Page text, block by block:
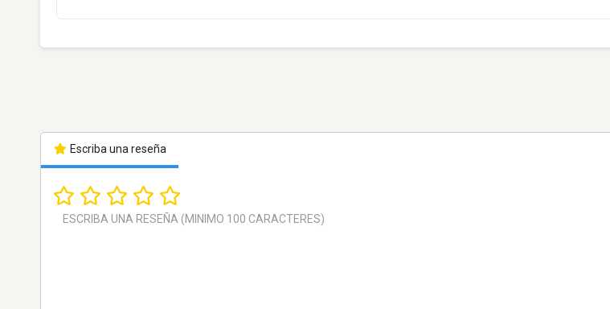
Escriba una reseña